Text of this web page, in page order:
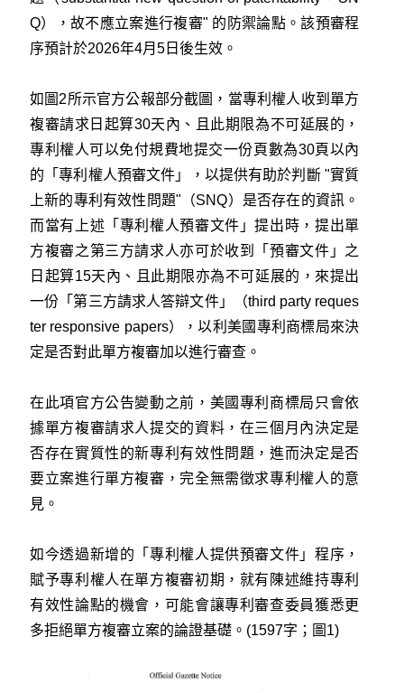
Q），故不應立案進行複審" 的防禦論點。該預審程
序預計於2026年4月5日後生效。
如圖2所示官方公報部分截圖，當專利權人收到單方
複審請求日起算30天內、且此期限為不可延展的，
專利權人可以免付規費地提交一份頁數為30頁以內
的「專利權人預審文件」，以提供有助於判斷 "實質
上新的專利有效性問題"（SNQ）是否存在的資訊。
而當有上述「專利權人預審文件」提出時，提出單
方複審之第三方請求人亦可於收到「預審文件」之
日起算15天內、且此期限亦為不可延展的，來提出
一份「第三方請求人答辯文件」（third party reques
ter responsive papers），以利美國專利商標局來決
定是否對此單方複審加以進行審查。
在此項官方公告變動之前，美國專利商標局只會依
據單方複審請求人提交的資料，在三個月內決定是
否存在實質性的新專利有效性問題，進而決定是否
要立案進行單方複審，完全無需徵求專利權人的意
見。
如今透過新增的「專利權人提供預審文件」程序，
賦予專利權人在單方複審初期，就有陳述維持專利
有效性論點的機會，可能會讓專利審查委員獲悉更
多拒絕單方複審立案的論證基礎。(1597字；圖1)